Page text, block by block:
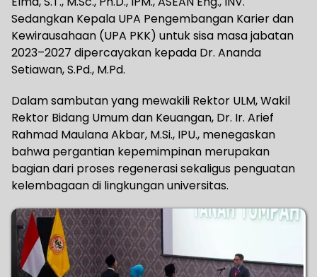
Sedangkan Kepala UPA Pengembangan Karier dan
Kewirausahaan (UPA PKK) untuk sisa masa jabatan
2023–2027 dipercayakan kepada Dr. Ananda
Setiawan, S.Pd., M.Pd.
Dalam sambutan yang mewakili Rektor ULM, Wakil
Rektor Bidang Umum dan Keuangan, Dr. Ir. Arief
Rahmad Maulana Akbar, M.Si., IPU., menegaskan
bahwa pergantian kepemimpinan merupakan
bagian dari proses regenerasi sekaligus penguatan
kelembagaan di lingkungan universitas.